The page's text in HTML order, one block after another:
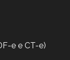
e e CT-e)